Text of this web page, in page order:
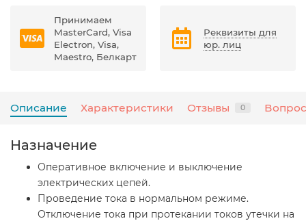
Принимаем
MasterCard, Visa
Electron, Visa,
Maestro, Белкарт
Реквизиты для
юр. лиц
Описание Характеристики Отзывы 0
Назначение
Оперативное включение и выключение
электрических цепей.
Проведение тока в нормальном режиме.
Отключение тока при протекании токов утечки на